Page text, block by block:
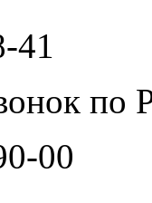
41
по
00